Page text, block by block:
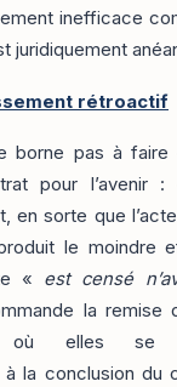
inefficace
juridiquement
rétroactif
borne pas à faire
pour l’avenir :
en sorte que
le moindre
« est censé
la remise
où elles se
à la conclusion du